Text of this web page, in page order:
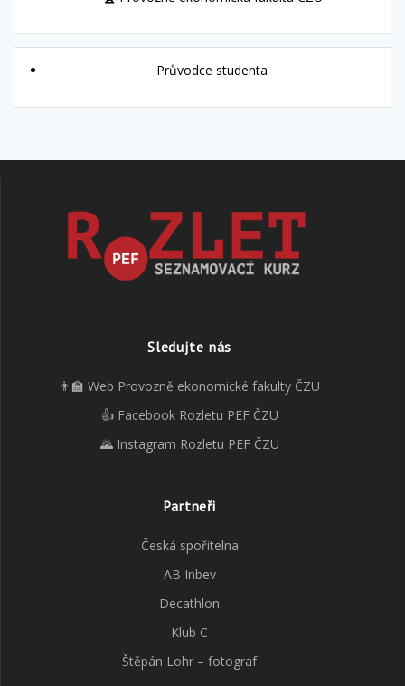
Průvodce studenta
Sledujte nás
👨‍🏫 Web Provozně ekonomické fakulty ČZU
👍 Facebook Rozletu PEF ČZU
🌄 Instagram Rozletu PEF ČZU
Partneři
Česká spořitelna
AB Inbev
Decathlon
Klub C
Štěpán Lohr – fotograf